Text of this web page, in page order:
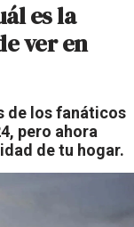
q
u
e
d
es la
ver en
de los fanáticos
pero ahora
de tu hogar.